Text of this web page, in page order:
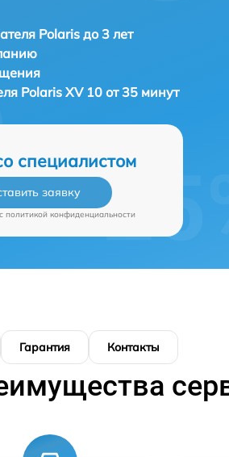
Polaris до 3 лет
Polaris XV 10 от 35 минут
специалистом
заявку
политикой конфиденциальности
Гарантия Контакты